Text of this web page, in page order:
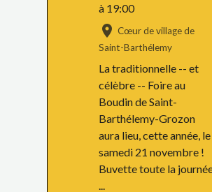
à 19:00
Cœur de village de
Saint-Barthélemy
La traditionnelle -- et
célèbre -- Foire au
Boudin de Saint-
Barthélemy-Grozon
aura lieu, cette année, le
samedi 21 novembre !
Buvette toute la